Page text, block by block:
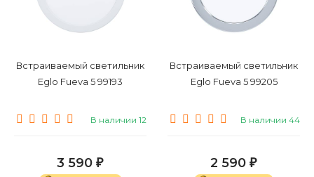
Встраиваемый светильник
Eglo Fueva 5 99193
В наличии 12
3 590 ₽
Встраиваемый светильник
Eglo Fueva 5 99205
В наличии 44
2 590 ₽